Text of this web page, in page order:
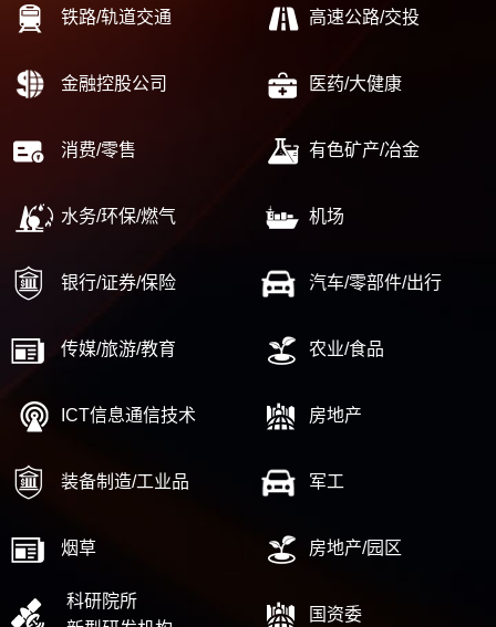
铁路/轨道交通 高速公路/交投
金融控股公司 医药/大健康
消费/零售 有色矿产/冶金
水务/环保/燃气 机场
银行/证券/保险 汽车/零部件/出行
传媒/旅游/教育 农业/食品
ICT信息通信技术 房地产
装备制造/工业品 军工
烟草 房地产/园区
科研院所
国资委